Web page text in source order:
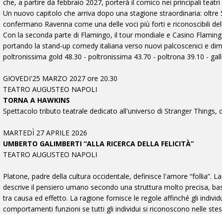
che, a partire da febbraio 2027, porterà il comico nei principali
Un nuovo capitolo che arriva dopo una stagione straordinaria:
confermano Ravenna come una delle voci più forti e
Con la seconda parte di Flamingo, il tour mondiale e Casino
portando la stand-up comedy italiana verso nuovi palcoscenici e
poltronissima gold 48.30 - poltronissima 43.70 - poltrona 39.10 -
GIOVEDI'25 MARZO 2027 ore 20.30
TEATRO AUGUSTEO NAPOLI
TORNA A HAWKINS
Spettacolo tributo teatrale dedicato all'universo di Stranger
MARTEDÌ 27 APRILE 2026
UMBERTO GALIMBERTI “ALLA RICERCA DELLA FELICITÀ”
TEATRO AUGUSTEO NAPOLI
Platone, padre della cultura occidentale, definisce l'amore “follia”.
descrive il pensiero umano secondo una struttura molto precisa,
tra causa ed effetto. La ragione fornisce le regole affinché gli
comportamenti funzioni se tutti gli individui si riconoscono nelle